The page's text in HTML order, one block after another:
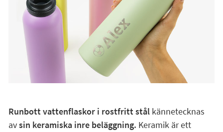
Runbott vattenflaskor i rostfritt stålkännetecknas
avsin keramiska inre beläggning. Keramik är ett